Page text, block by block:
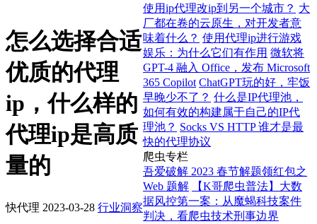
怎么选择合适
优质的代理
ip，什么样的
代理ip是高质
量的
快代理 2023-03-28 行业洞察
使用ip代理改ip到另一个城市？ 大
厂都在卷的云原生，对开发者意
味着什么？ 使用代理ip进行游戏
娱乐：为什么它们有作用 微软将
GPT-4 融入 Office，发布 Microsoft
365 Copilot ChatGPT玩的好，牢饭
早晚少不了？ 什么是IP代理池，
如何有效的构建属于自己的IP代
理池？ Socks VS HTTP 谁才是最
快的代理协议
爬虫专栏
吾爱破解 2023 春节解题领红包之
Web 题解
【K哥爬虫普法】大数
据风控第一案：从魔蝎科技案件
判决，看爬虫技术刑事边界